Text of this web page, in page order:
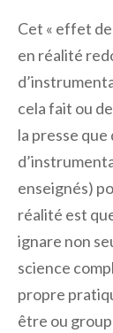
Cet « effet
en réalité
cela fait ou
la presse
enseignés)
réalité est
ignare non
science
propre
être ou